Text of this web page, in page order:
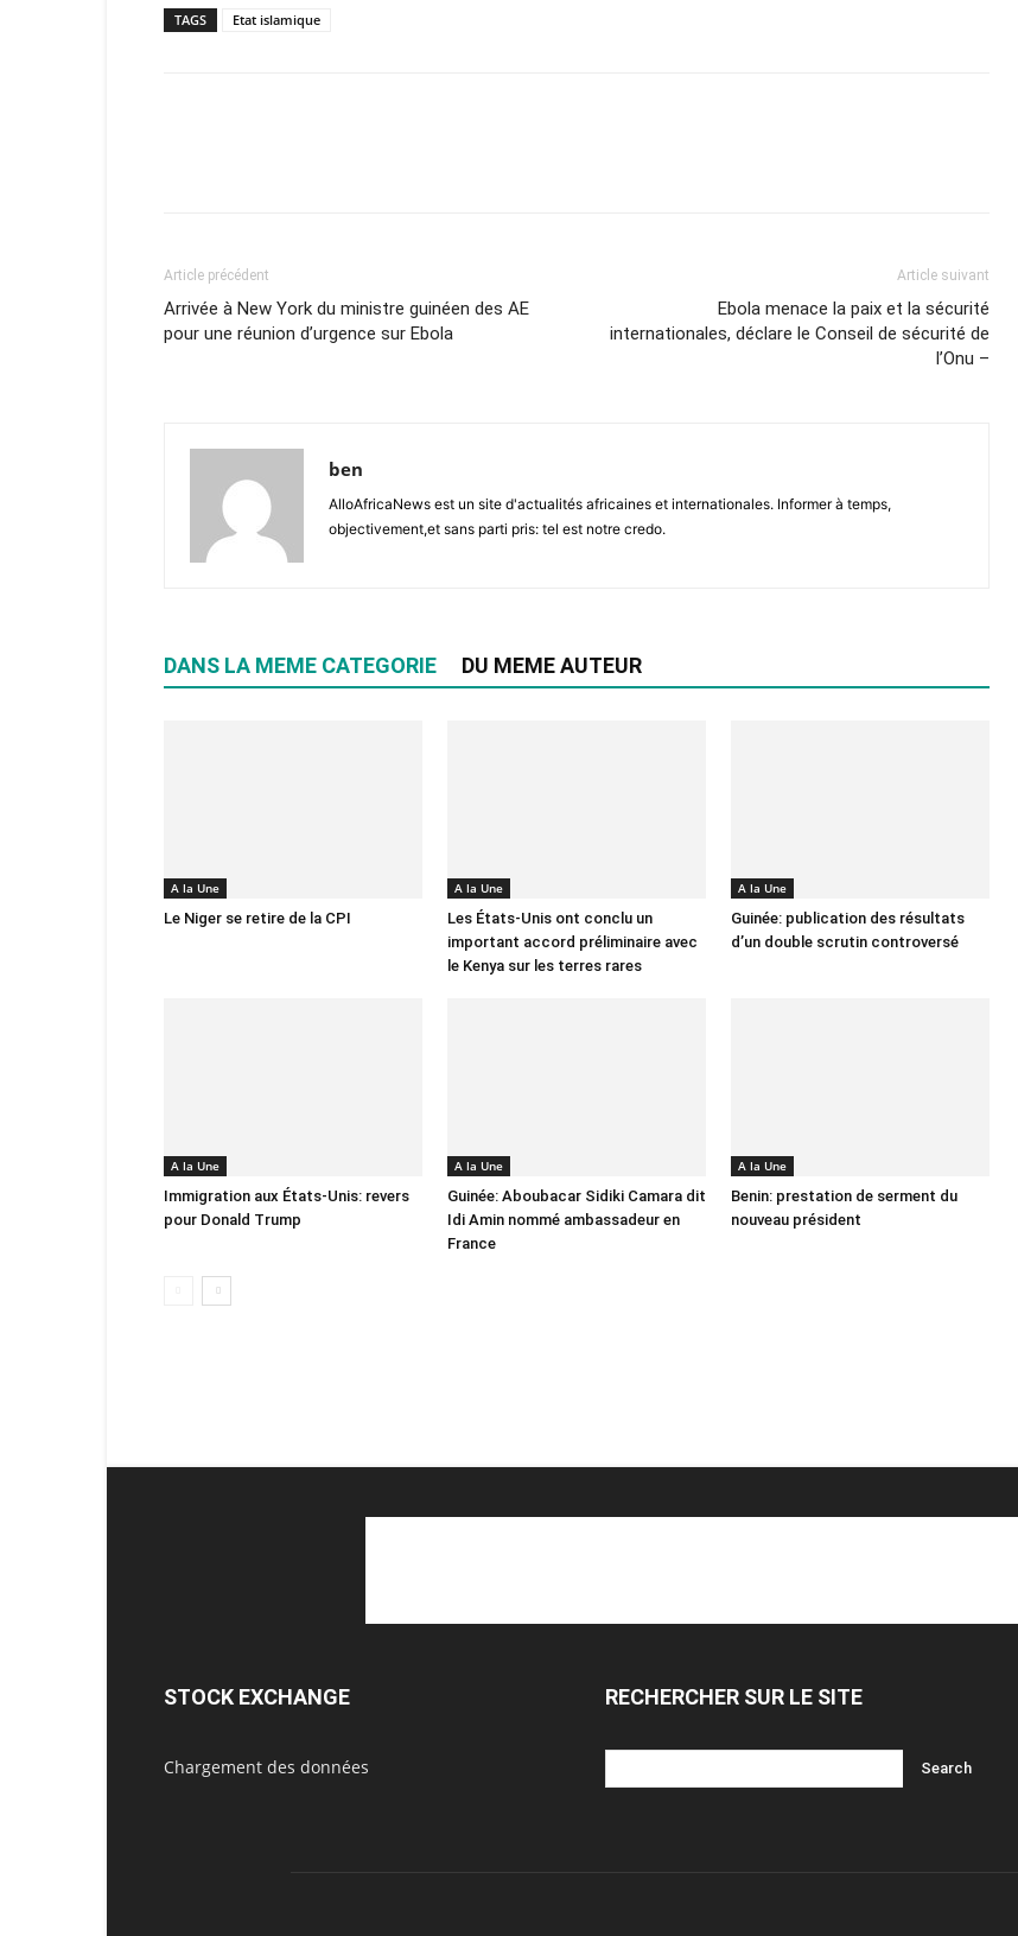
TAGS Etat islamique
Article précédent
Arrivée à New York du ministre guinéen des AE
pour une réunion d’urgence sur Ebola
Article suivant
Ebola menace la paix et la sécurité
internationales, déclare le Conseil de sécurité de
l’Onu –
ben
AlloAfricaNews est un site d'actualités africaines et internationales. Informer à temps,
objectivement,et sans parti pris: tel est notre credo.
DANS LA MEME CATEGORIE DU MEME AUTEUR
A la Une
Le Niger se retire de la CPI
A la Une
Les États-Unis ont conclu un
important accord préliminaire avec
le Kenya sur les terres rares
A la Une
Guinée: publication des résultats
d’un double scrutin controversé
A la Une
Immigration aux États-Unis: revers
pour Donald Trump
A la Une
Guinée: Aboubacar Sidiki Camara dit
Idi Amin nommé ambassadeur en
France
A la Une
Benin: prestation de serment du
nouveau président
STOCK EXCHANGE
Chargement des données
RECHERCHER SUR LE SITE